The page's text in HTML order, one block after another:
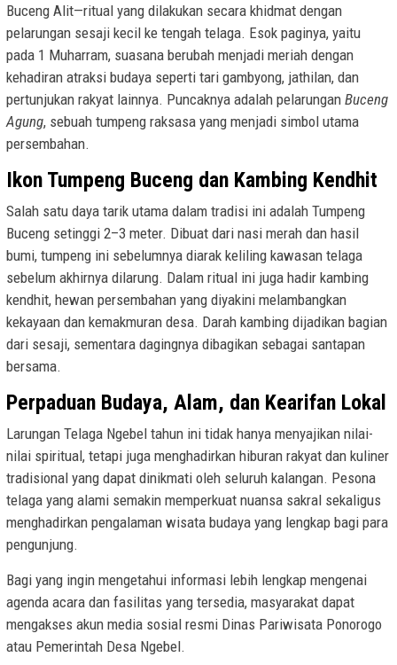
Buceng Alit—ritual yang dilakukan secara khidmat dengan
pelarungan sesaji kecil ke tengah telaga. Esok paginya, yaitu
pada 1 Muharram, suasana berubah menjadi meriah dengan
kehadiran atraksi budaya seperti tari gambyong, jathilan, dan
pertunjukan rakyat lainnya. Puncaknya adalah pelarungan Buceng
Agung, sebuah tumpeng raksasa yang menjadi simbol utama
persembahan.
Ikon Tumpeng Buceng dan Kambing Kendhit
Salah satu daya tarik utama dalam tradisi ini adalah Tumpeng
Buceng setinggi 2–3 meter. Dibuat dari nasi merah dan hasil
bumi, tumpeng ini sebelumnya diarak keliling kawasan telaga
sebelum akhirnya dilarung. Dalam ritual ini juga hadir kambing
kendhit, hewan persembahan yang diyakini melambangkan
kekayaan dan kemakmuran desa. Darah kambing dijadikan bagian
dari sesaji, sementara dagingnya dibagikan sebagai santapan
bersama.
Perpaduan Budaya, Alam, dan Kearifan Lokal
Larungan Telaga Ngebel tahun ini tidak hanya menyajikan nilai-
nilai spiritual, tetapi juga menghadirkan hiburan rakyat dan kuliner
tradisional yang dapat dinikmati oleh seluruh kalangan. Pesona
telaga yang alami semakin memperkuat nuansa sakral sekaligus
menghadirkan pengalaman wisata budaya yang lengkap bagi para
pengunjung.
Bagi yang ingin mengetahui informasi lebih lengkap mengenai
agenda acara dan fasilitas yang tersedia, masyarakat dapat
mengakses akun media sosial resmi Dinas Pariwisata Ponorogo
atau Pemerintah Desa Ngebel.